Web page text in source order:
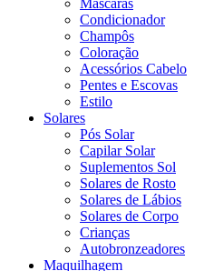
Máscaras
Condicionador
Champôs
Coloração
Acessórios Cabelo
Pentes e Escovas
Estilo
Solares
Pós Solar
Capilar Solar
Suplementos Sol
Solares de Rosto
Solares de Lábios
Solares de Corpo
Crianças
Autobronzeadores
Maquilhagem